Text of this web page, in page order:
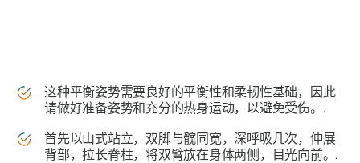
这种平衡姿势需要良好的平衡性和柔韧性基础，因此
请做好准备姿势和充分的热身运动，以避免受伤。.
首先以山式站立，双脚与髋同宽，深呼吸几次，伸展
背部，拉长脊柱，将双臂放在身体两侧，目光向前。.